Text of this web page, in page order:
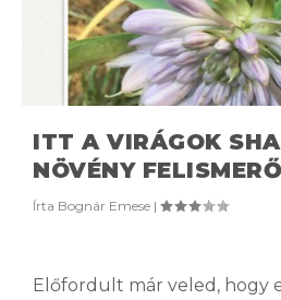
ITT A VIRÁGOK
NÖVÉNY
Írta Bognár Emese |
Előfordult már veled, hogy